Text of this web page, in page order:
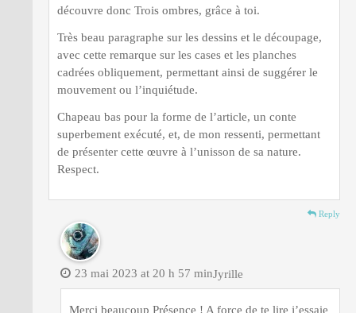
découvre donc Trois ombres, grâce à toi.
Très beau paragraphe sur les dessins et le découpage,
avec cette remarque sur les cases et les planches
cadrées obliquement, permettant ainsi de suggérer le
mouvement ou l’inquiétude.
Chapeau bas pour la forme de l’article, un conte
superbement exécuté, et, de mon ressenti, permettant
de présenter cette œuvre à l’unisson de sa nature.
Respect.
Reply
Jyrille
23 mai 2023 at 20 h 57 min
Merci beaucoup Présence ! A force de te lire j’essaie